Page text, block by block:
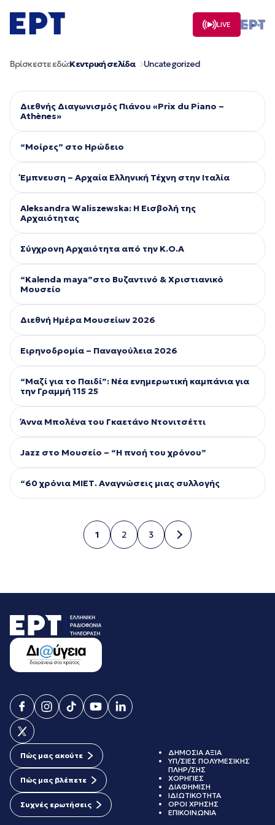
σε
περιεχόμενο
LIVE
Βρίσκεστε εδώ:Κεντρική σελίδα Uncategorized
Διεθνής Διαγωνισμός Πιάνου «Prix du Piano –
Athènes»
“Μοίρες” στο Ηρώδειο
Έμπνευση – Αρχαία Ελληνική Τέχνη στην Ιταλία
Aleksandra Waliszewska: Η Εισβολή της
Αρχαιότητας
Σύγχρονη Αρχαιότητα από την Κ.Ο.Α
“Kalenda maya”στο Βυζαντινό & Χριστιανικό
Μουσείο
Διεθνή Ημέρα Μουσείων 2026
Ειρηνοδρομία – Παναγούλεια 2026
“Μαζί για το Παιδί”: Νέα ενημερωτική καμπάνια για
την Γραμμή 115 25
Άννα Μπολένα του Γκαετάνο Ντονιτσέττι
Jazz στο Μουσείο – “Η πνοή του χρόνου”
“60 χρόνια ΜΙΕΤ. Αναγνώσεις μιας συλλογής
Σελίδα
1
Σελίδα
2
Σελίδα
3
Πώς μας ακούτε
Πώς μας βλέπετε
Συχνές ερωτήσεις
ΔΗΜΟΣΙΑ ΑΞΙΑ
ΥΠ/ΣΙΕΣ ΠΟΛΥΜΕΣΙΚΗΣ
ΠΛΗΡ/ΣΗΣ
ΧΟΡΗΓΙΕΣ
ΔΙΑΦΗΜΙΣΗ
ΙΔΙΩΤΙΚΟΤΗΤΑ
ΟΡΟΙ ΧΡΗΣΗΣ
ΕΠΙΚΟΙΝΩΝΙΑ